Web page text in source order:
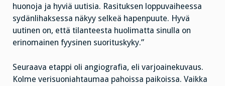
huonoja ja hyviä uutisia. Rasituksen loppuvaiheessa
sydänlihaksessa näkyy selkeä hapenpuute. Hyvä
uutinen on, että tilanteesta huolimatta sinulla on
erinomainen fyysinen suorituskyky.”
Seuraava etappi oli angiografia, eli varjoainekuvaus.
Kolme verisuoniahtaumaa pahoissa paikoissa. Vaikka